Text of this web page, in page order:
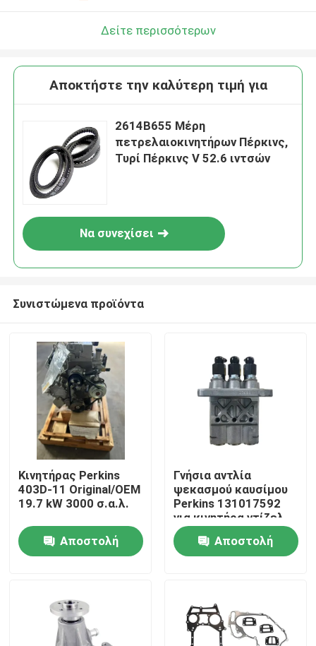
Αρχική Σελίδα
Προϊόντα
Σχετικά με εμάς
Δείτε περισσότερων
Αποκτήστε την καλύτερη τιμή για
2614B655 Μέρη
πετρελαιοκινητήρων Πέρκινς,
Τυρί Πέρκινς V 52.6 ιντσών
Να συνεχίσει
Συνιστώμενα προϊόντα
Κινητήρας Perkins
403D-11 Original/OEM
19.7 kW 3000 σ.α.λ.
Αποστολή
Γνήσια αντλία
ψεκασμού καυσίμου
Perkins 131017592
για κινητήρα ντίζελ
403D
Αποστολή